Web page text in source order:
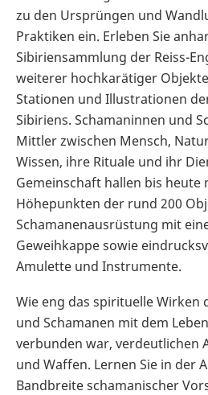
zu den Ursprüngen und
Praktiken ein. Erleben Sie
Sibiriensammlung der Reiss-
weiterer hochkarätiger
Stationen und Illustrationen
Sibiriens. Schamaninnen und
Mittler zwischen Mensch,
Wissen, ihre Rituale und ihr
Gemeinschaft hallen bis heute
Höhepunkten der rund 200
Schamanenausrüstung mit
Geweihkappe sowie
Amulette und Instrumente.
Wie eng das spirituelle Wirken
und Schamanen mit dem
verbunden war, verdeutlichen
und Waffen. Lernen Sie in der
Bandbreite schamanischer